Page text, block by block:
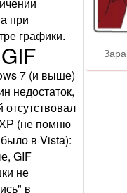
при
графики.
GIF
7 (и выше)
недостаток,
отсутствовал
(не помню
в Vista):
GIF
не
в